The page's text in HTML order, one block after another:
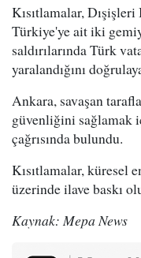
Kısıtlamalar, Dışişleri
Türkiye'ye ait iki
saldırılarında Türk
yaralandığını
Ankara, savaşan
güvenliğini sağlamak
çağrısında bulundu.
Kısıtlamalar, küresel
üzerinde ilave baskı
Kaynak: Mepa News